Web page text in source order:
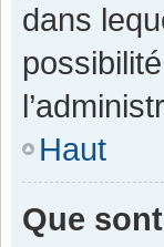
dans
Haut
Que